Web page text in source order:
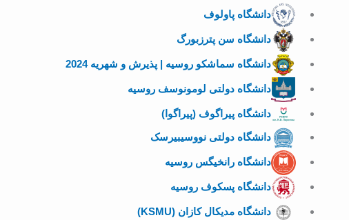
دانشگاه پاولوف
دانشگاه سن پترزبورگ
دانشگاه سماشکو روسیه | پذیرش و شهریه 2024
دانشگاه دولتی لومونوسف روسیه
دانشگاه پیراگوف (پیراگوا)
دانشگاه دولتی نووسیبیرسک
دانشگاه رانخیگس روسیه
دانشگاه پسکوف روسیه
دانشگاه مدیکال کازان (KSMU)